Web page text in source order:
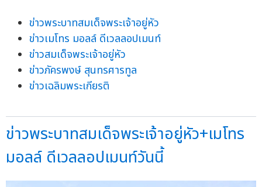
ข่าวพระบาทสมเด็จพระเจ้าอยู่หัว
ข่าวเมโทร มอลล์ ดีเวลลอปเมนท์
ข่าวสมเด็จพระเจ้าอยู่หัว
ข่าวภัครพงษ์ สุนทรศารทูล
ข่าวเฉลิมพระเกียรติ
ข่าวพระบาทสมเด็จพระเจ้าอยู่หัว+เมโทร
มอลล์ ดีเวลลอปเมนท์วันนี้